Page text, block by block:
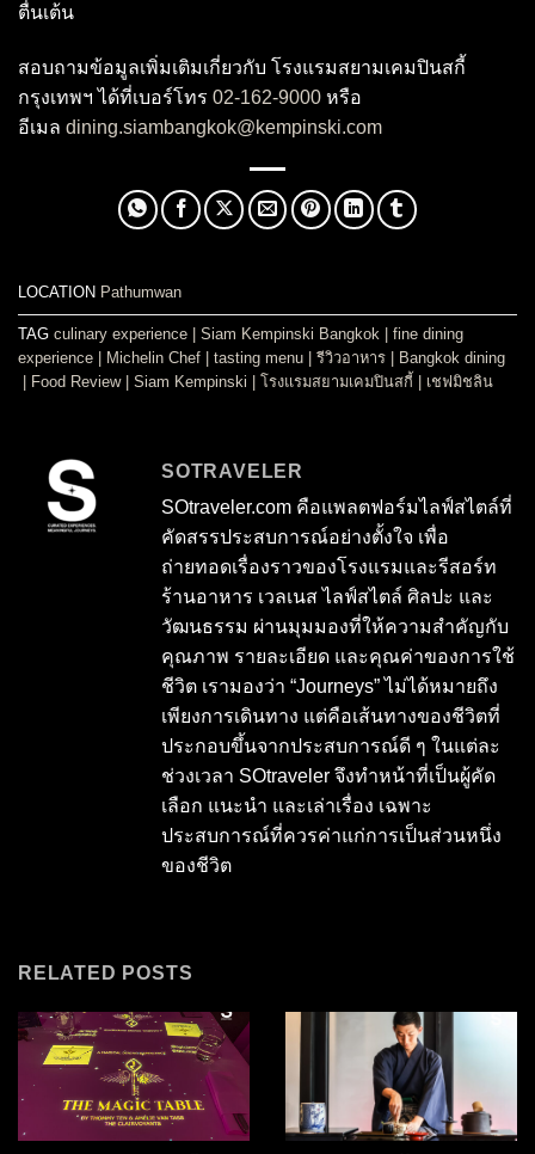
ตื่นเต้น
สอบถามข้อมูลเพิ่มเติมเกี่ยวกับ โรงแรมสยามเคมปินสกี้
กรุงเทพฯ ได้ที่เบอร์โทร 02-162-9000 หรือ
อีเมล dining.siambangkok@kempinski.com
LOCATION Pathumwan
TAG culinary experience Siam Kempinski Bangkok
fine dining
experience
Michelin Chef tasting menu รีวิวอาหาร
Bangkok dining
Food Review Siam Kempinski โรงแรมสยามเคมปินสกี้ เชฟมิชลิน
SOTRAVELER
SOtraveler.com คือแพลตฟอร์มไลฟ์สไตล์ที่
คัดสรรประสบการณ์อย่างตั้งใจ เพื่อ
ถ่ายทอดเรื่องราวของโรงแรมและรีสอร์ท
ร้านอาหาร เวลเนส ไลฟ์สไตล์ ศิลปะ และ
วัฒนธรรม ผ่านมุมมองที่ให้ความสำคัญกับ
คุณภาพ รายละเอียด และคุณค่าของการใช้
ชีวิต เรามองว่า “Journeys” ไม่ได้หมายถึง
เพียงการเดินทาง แต่คือเส้นทางของชีวิตที่
ประกอบขึ้นจากประสบการณ์ดี ๆ ในแต่ละ
ช่วงเวลา SOtraveler จึงทำหน้าที่เป็นผู้คัด
เลือก แนะนำ และเล่าเรื่อง เฉพาะ
ประสบการณ์ที่ควรค่าแก่การเป็นส่วนหนึ่ง
ของชีวิต
RELATED POSTS